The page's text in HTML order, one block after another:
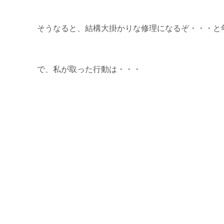
そうなると、結構大掛かりな修理になるぞ・・・と
で、私が取った行動は・・・